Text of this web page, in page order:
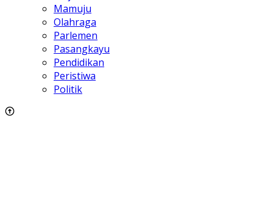
Mamuju
Olahraga
Parlemen
Pasangkayu
Pendidikan
Peristiwa
Politik